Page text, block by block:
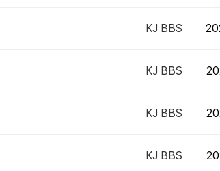
KJ BBS
KJ BBS
KJ BBS
KJ BBS